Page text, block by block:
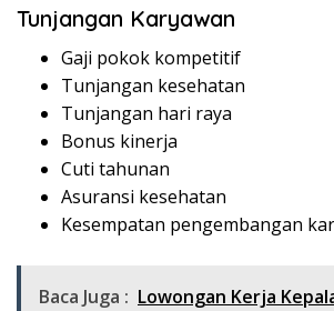
Tunjangan Karyawan
Gaji pokok kompetitif
Tunjangan kesehatan
Tunjangan hari raya
Bonus kinerja
Cuti tahunan
Asuransi kesehatan
Kesempatan pengembangan
Baca Juga : Lowongan Kerja